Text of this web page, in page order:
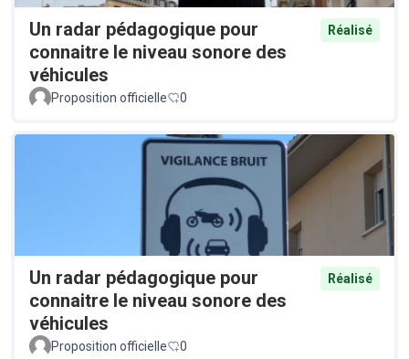
Un radar pédagogique pour
connaitre le niveau sonore des
véhicules
Réalisé
Proposition officielle 0
Un radar pédagogique pour
connaitre le niveau sonore des
véhicules
Réalisé
Proposition officielle 0